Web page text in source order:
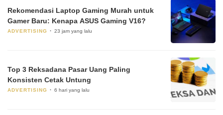
Rekomendasi Laptop Gaming Murah untuk
Gamer Baru: Kenapa ASUS Gaming V16?
ADVERTISING 23 jam yang lalu
Top 3 Reksadana Pasar Uang Paling
Konsisten Cetak Untung
ADVERTISING 6 hari yang lalu